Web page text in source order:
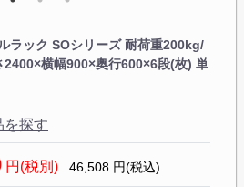
ラック SOシリーズ 耐荷重200kg/
2400×横幅900×奥行600×6段(枚) 単
を探す
円(税別) 46,508 円(税込)